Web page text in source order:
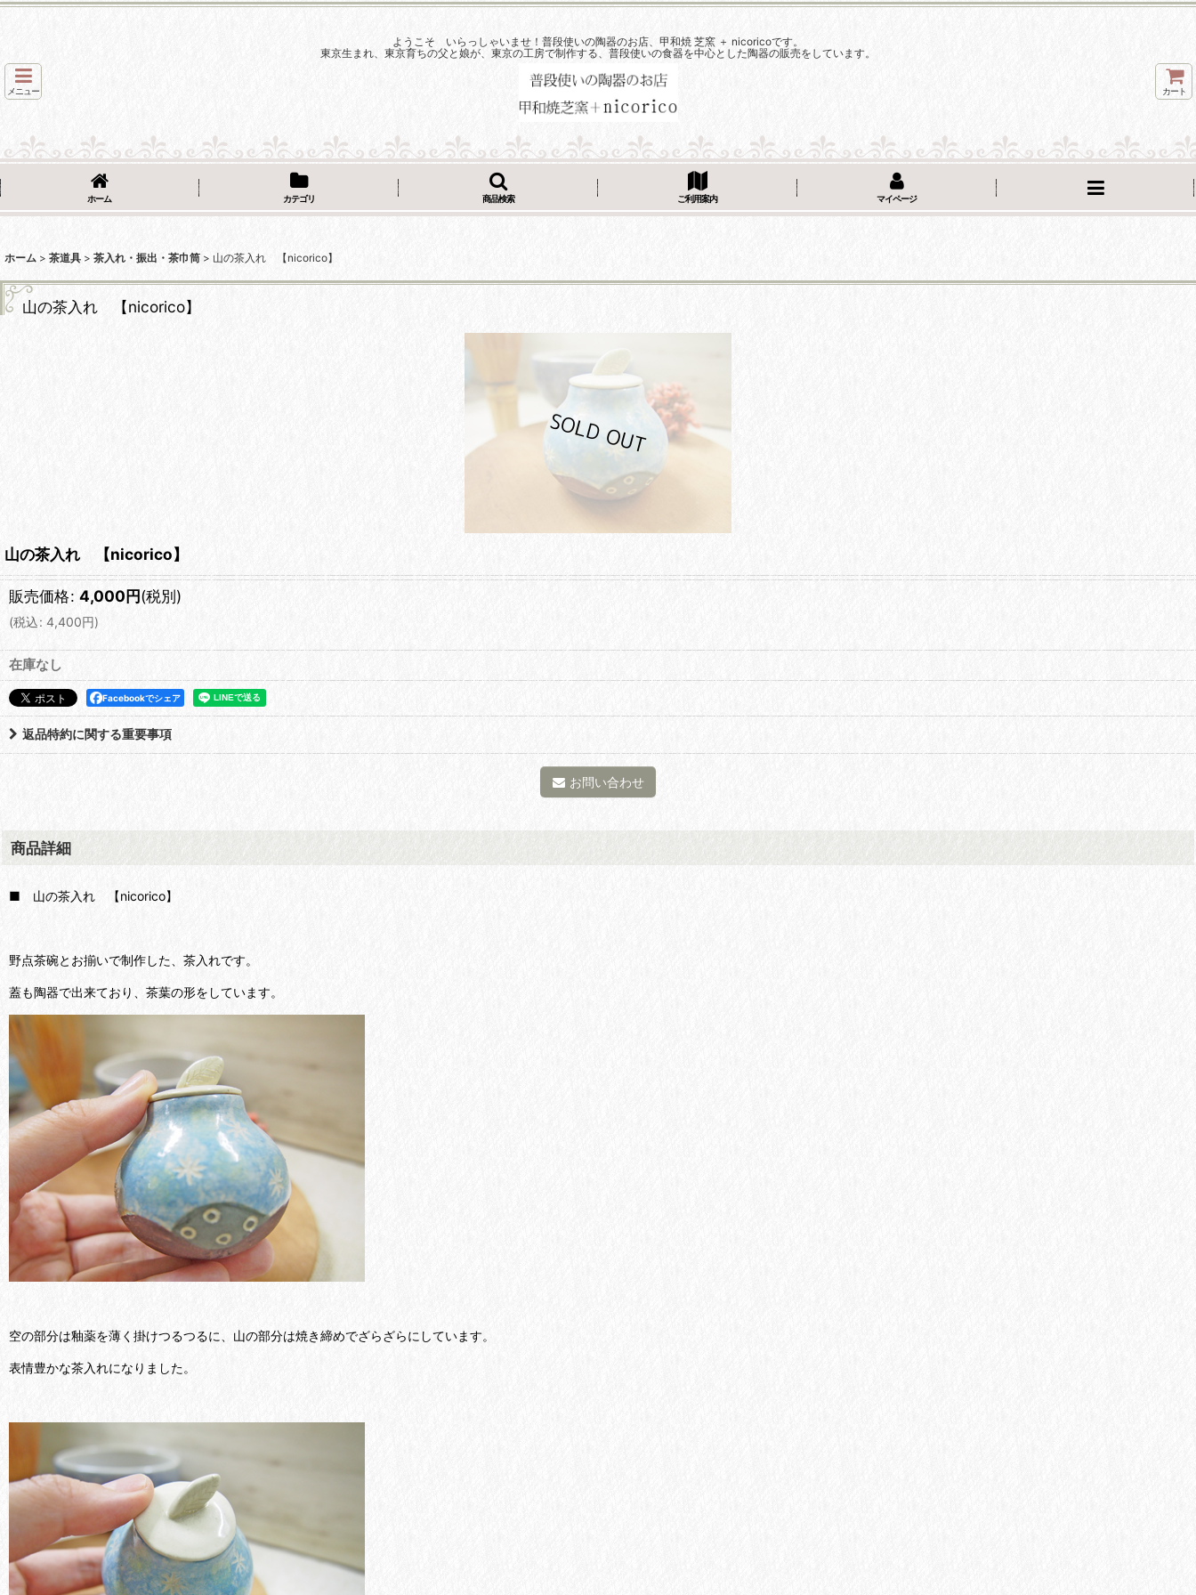
ようこそ いらっしゃいませ！普段使いの陶器のお店、甲和焼 芝窯 ＋ nicoricoです。
東京生まれ、東京育ちの父と娘が、東京の工房で制作する、普段使いの食器を中心とした陶器の販売をしています。
メニュー カート
ホーム カテゴリ 商品検索 ご利用案内 マイページ
ホーム > 茶道具 > 茶入れ・振出・茶巾筒 > 山の茶入れ 【nicorico】
山の茶入れ 【nicorico】
山の茶入れ 【nicorico】
販売価格: 4,000円(税別)
(税込: 4,400円)
在庫なし
Facebookでシェア
返品特約に関する重要事項
お問い合わせ
商品詳細
■ 山の茶入れ 【nicorico】
野点茶碗とお揃いで制作した、茶入れです。
蓋も陶器で出来ており、茶葉の形をしています。
空の部分は釉薬を薄く掛けつるつるに、山の部分は焼き締めでざらざらにしています。
表情豊かな茶入れになりました。